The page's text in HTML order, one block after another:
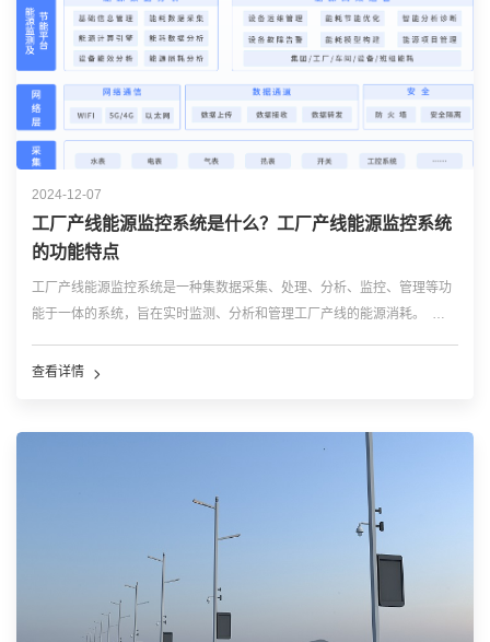
2024-12-07
工厂产线能源监控系统是什么？工厂产线能源监控系统
的功能特点
工厂产线能源监控系统是一种集数据采集、处理、分析、监控、管理等功
能于一体的系统，旨在实时监测、分析和管理工厂产线的能源消耗。
通信技术，实时采集产...…
查看详情